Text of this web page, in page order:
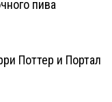
пива
Поттер и Портал